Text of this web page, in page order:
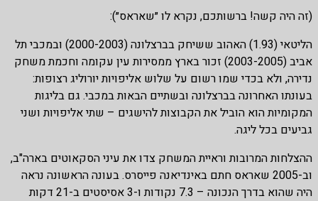
(זה היה קשה! ברשותכם, נקרא לו ״שאראס״):
הליטאי (1.93) האהוב ששיחק בברצלונה (2000-2003) ובמכבי תל
אביב (2003-2005) זכור בארץ ממסירות עין עקומה וחכמת משחק
נדירה, ולא בכדי שמו רשום על שלוש אליפויות יורוליג רצופות:
בעונתו האחרונה בברצלונה ובשתיים הבאות במכבי. גם בליגות
המקומיות הוא הוביל את הקבוצות להישגים – שתי אליפויות ושני
גביעים בכל ליגה.
ההצלחות המרובות וראיית המשחק צדו את עיני הסקאוטים בארה"ב,
וב-2005 שאראס חתם באינדיאנה פייסרס. בעונה הראשונה נראה
היה שהוא בדרך הנכונה – 7.3 נקודות ו-3 אסיסטים ב-21 דקות